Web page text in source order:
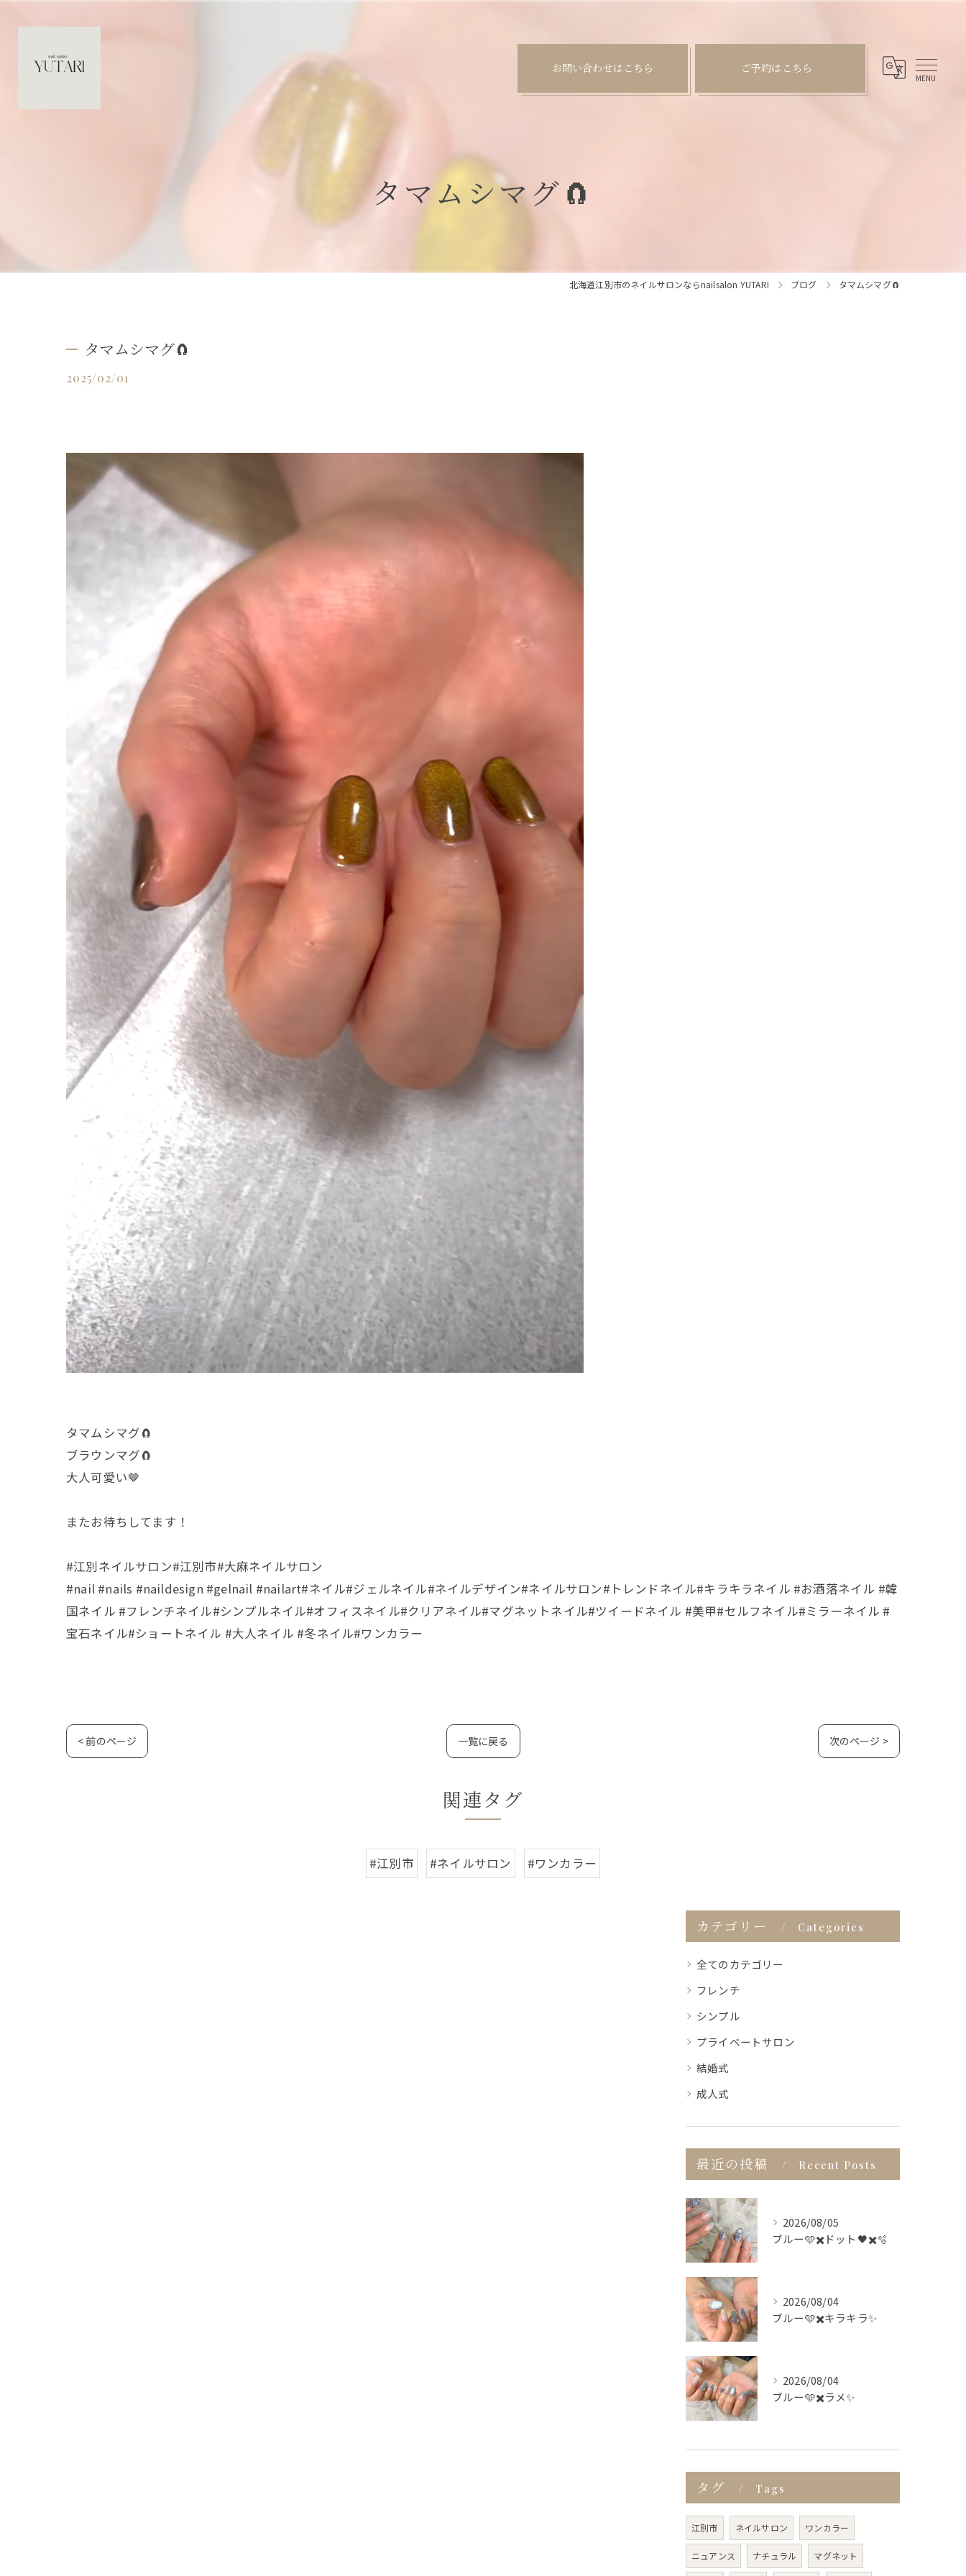
お問い合わせはこちら ご予約はこちら
タマムシマグ🧲
北海道江別市のネイルサロンならnailsalon YUTARI ブログ タマムシマグ🧲
タマムシマグ🧲
2025/02/01
タマムシマグ🧲
ブラウンマグ🧲
大人可愛い🤎
またお待ちしてます！
#江別ネイルサロン#江別市#大麻ネイルサロン
#nail #nails #naildesign #gelnail #nailart#ネイル#ジェルネイル#ネイルデザイン#ネイルサロン#トレンドネイル#キラキラネイル #お酒落ネイル #韓
国ネイル #フレンチネイル#シンプルネイル#オフィスネイル#クリアネイル#マグネットネイル#ツイードネイル #美甲#セルフネイル#ミラーネイル #
宝石ネイル#ショートネイル #大人ネイル #冬ネイル#ワンカラー
< 前のページ 一覧に戻る 次のページ >
関連タグ
#江別市 #ネイルサロン #ワンカラー
カテゴリー Categories
全てのカテゴリー
フレンチ
シンプル
プライベートサロン
結婚式
成人式
最近の投稿 Recent Posts
2026/08/05
ブルー🩵✖️ドット🖤✖️🫧
2026/08/04
ブルー🩵✖️キラキラ✨
2026/08/04
ブルー🩵✖️ラメ✨
タグ Tags
江別市 ネイルサロン ワンカラー
ニュアンス ナチュラル マグネット